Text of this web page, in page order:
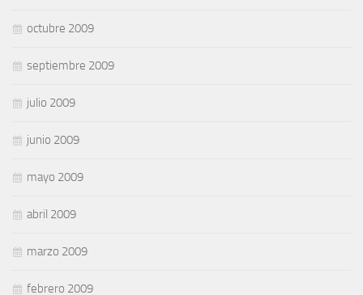
octubre 2009
septiembre 2009
julio 2009
junio 2009
mayo 2009
abril 2009
marzo 2009
febrero 2009